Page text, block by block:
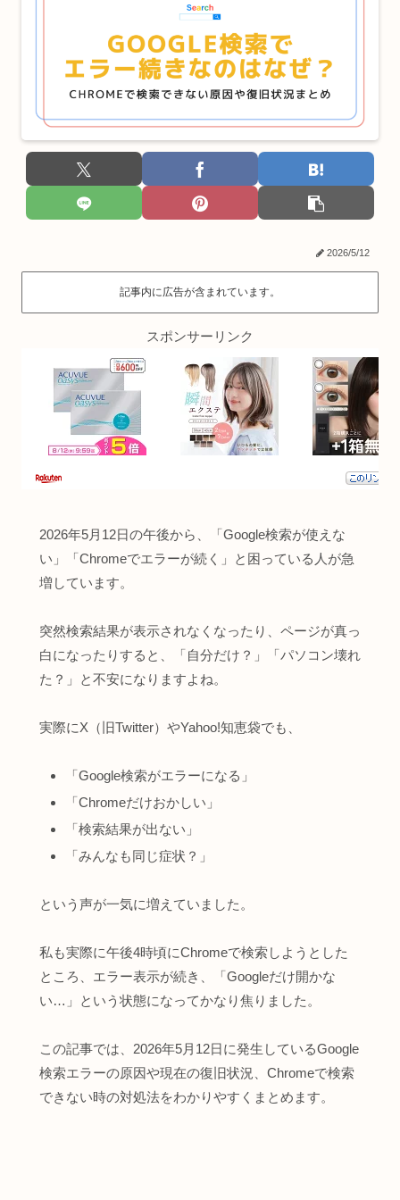
2026/5/12
記事内に広告が含まれています。
スポンサーリンク
2026年5月12日の午後から、「Google検索が使えな
い」「Chromeでエラーが続く」と困っている人が急
増しています。
突然検索結果が表示されなくなったり、ページが真っ
白になったりすると、「自分だけ？」「パソコン壊れ
た？」と不安になりますよね。
実際にX（旧Twitter）やYahoo!知恵袋でも、
「Google検索がエラーになる」
「Chromeだけおかしい」
「検索結果が出ない」
「みんなも同じ症状？」
という声が一気に増えていました。
私も実際に午後4時頃にChromeで検索しようとした
ところ、エラー表示が続き、「Googleだけ開かな
い…」という状態になってかなり焦りました。
この記事では、2026年5月12日に発生しているGoogle
検索エラーの原因や現在の復旧状況、Chromeで検索
できない時の対処法をわかりやすくまとめます。